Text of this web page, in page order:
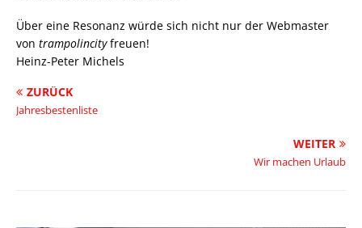
Über eine Resonanz würde sich nicht nur der Webmaster
von trampolincityfreuen!
Heinz-Peter Michels
ZURÜCK
Jahresbestenliste
WEITER
Wir machen Urlaub